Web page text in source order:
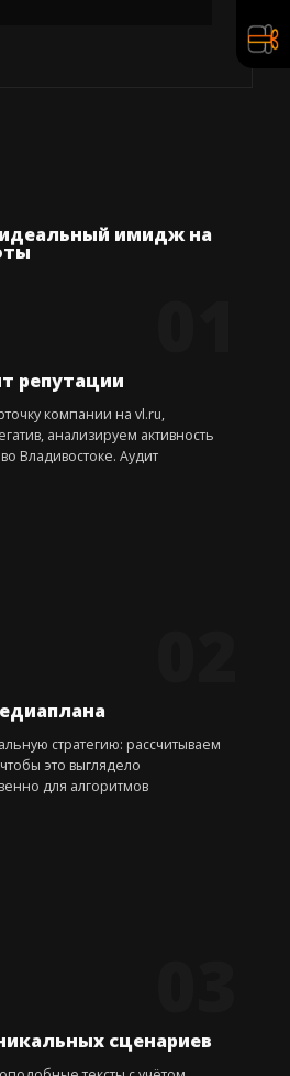
имидж на
репутации
компании на vl.ru,
анализируем активность
Владивостоке. Аудит
стратегию: рассчитываем
это выглядело
для алгоритмов
сценариев